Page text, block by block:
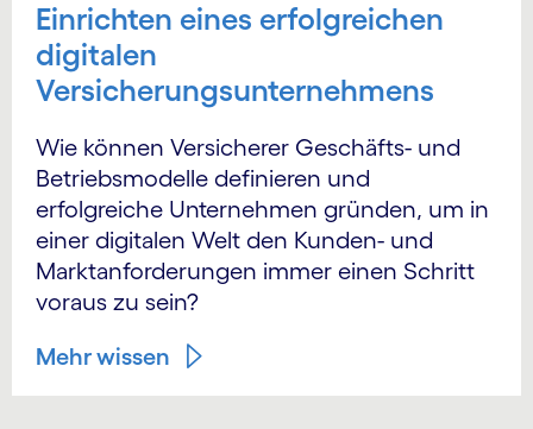
Einrichten eines erfolgreichen
digitalen
Versicherungsunternehmens
Wie können Versicherer Geschäfts- und
Betriebsmodelle definieren und
erfolgreiche Unternehmen gründen, um in
einer digitalen Welt den Kunden- und
Marktanforderungen immer einen Schritt
voraus zu sein?
Mehr wissen